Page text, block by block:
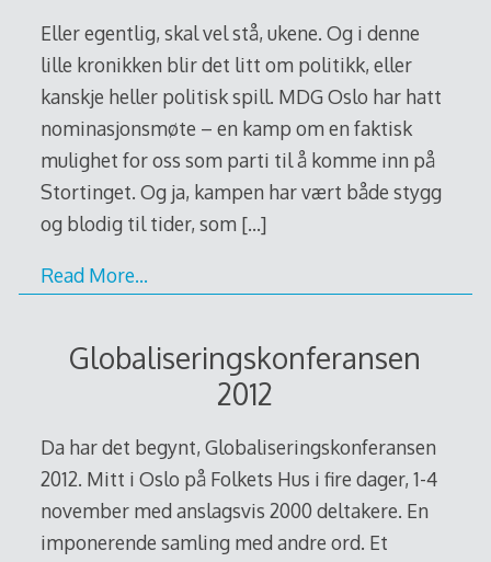
Eller egentlig, skal vel stå, ukene. Og i denne
lille kronikken blir det litt om politikk, eller
kanskje heller politisk spill. MDG Oslo har hatt
nominasjonsmøte – en kamp om en faktisk
mulighet for oss som parti til å komme inn på
Stortinget. Og ja, kampen har vært både stygg
og blodig til tider, som […]
Read More…
Globaliseringskonferansen
2012
Da har det begynt, Globaliseringskonferansen
2012. Mitt i Oslo på Folkets Hus i fire dager, 1-4
november med anslagsvis 2000 deltakere. En
imponerende samling med andre ord. Et